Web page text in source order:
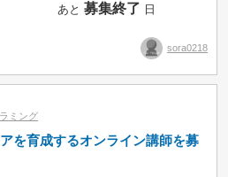
あと募集終了 日
sora0218
ミング
を育成するオンライン講師を募